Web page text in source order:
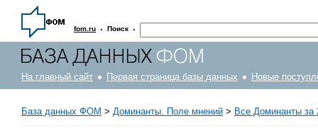
fom.ru · Поиск ·
На главный сайт Первая страница базы данных Новые
База данных ФОМ > Доминанты. Поле мнений > Все Доминанты за